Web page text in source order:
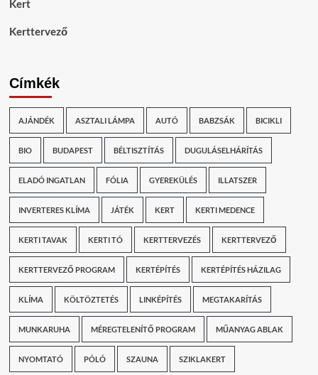
Kert
Kerttervező
Címkék
AJÁNDÉK ASZTALI LÁMPA AUTÓ BABZSÁK BICIKLI
BIO BUDAPEST BÉLTISZTÍTÁS DUGULÁSELHÁRÍTÁS
ELADÓ INGATLAN FÓLIA GYEREKÜLÉS ILLATSZER
INVERTERES KLÍMA JÁTÉK KERT KERTI MEDENCE
KERTI TAVAK KERTI TÓ KERTTERVEZÉS KERTTERVEZŐ
KERTTERVEZŐ PROGRAM KERTÉPÍTÉS KERTÉPÍTÉS HÁZILAG
KLÍMA KÖLTÖZTETÉS LINKÉPÍTÉS MEGTAKARÍTÁS
MUNKARUHA MÉREGTELENÍTŐ PROGRAM MŰANYAG ABLAK
NYOMTATÓ PÓLÓ SZAUNA SZIKLAKERT